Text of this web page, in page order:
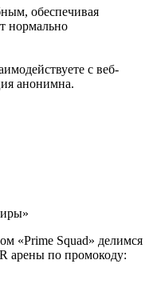
обеспечивая
нормально
с веб-
анонимна.
«Prime Squad» делимся
арены по промокоду: